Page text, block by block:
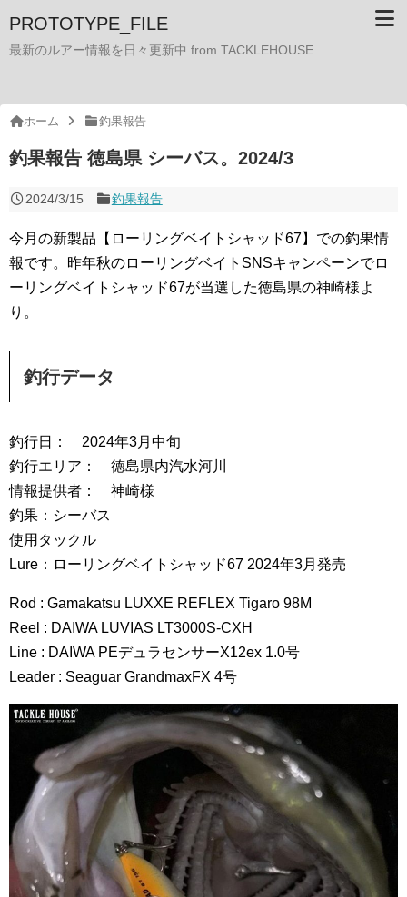
PROTOTYPE_FILE
最新のルアー情報を日々更新中 from TACKLEHOUSE
ホーム 釣果報告
釣果報告 徳島県 シーバス。2024/3
2024/3/15 釣果報告
今月の新製品【ローリングベイトシャッド67】での釣果情
報です。昨年秋のローリングベイトSNSキャンペーンでロ
ーリングベイトシャッド67が当選した徳島県の神崎様よ
り。
釣行データ
釣行日： 2024年3月中旬
釣行エリア： 徳島県内汽水河川
情報提供者： 神崎様
釣果：シーバス
使用タックル
Lure：ローリングベイトシャッド67 2024年3月発売
Rod : Gamakatsu LUXXE REFLEX Tigaro 98M
Reel : DAIWA LUVIAS LT3000S-CXH
Line : DAIWA PEデュラセンサーX12ex 1.0号
Leader : Seaguar GrandmaxFX 4号